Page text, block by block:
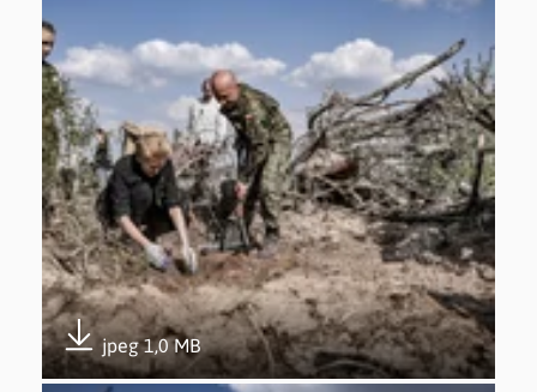
jpeg 1,0 MB
Pobierz załącznik